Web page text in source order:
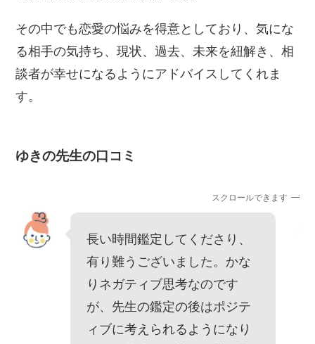
その中でも恋愛の悩みを得意としており、気にな
る相手の気持ち、現状、過去、未来を紐解き、相
談者が幸せになるようにアドバイスしてくれま
す。
ゆきの先生の口コミ
スクロールできます
長い時間鑑定してくださり、
有り難うございました。かな
りネガティブ思考なのです
が、先生の鑑定の後はポジテ
ィブに考えられるようになり